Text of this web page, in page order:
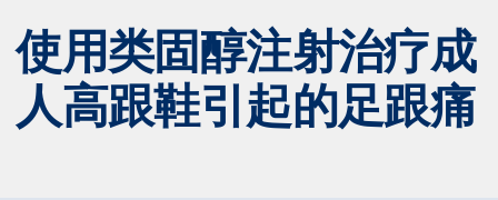
使用类固醇注射治疗成
人高跟鞋引起的足跟痛